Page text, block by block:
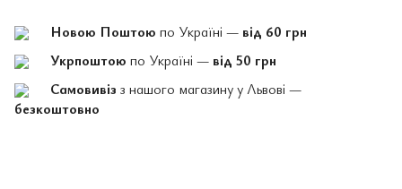
Новою Поштою по Україні — від 60 грн
Укрпоштою по Україні — від 50 грн
Самовивіз з нашого магазину у Львові —
безкоштовно